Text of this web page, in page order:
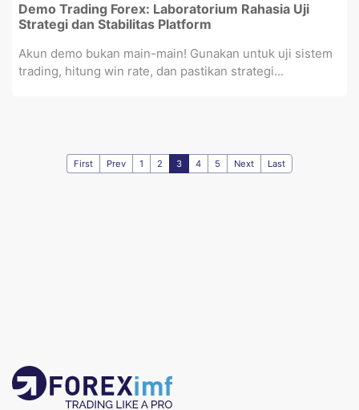
Demo Trading Forex: Laboratorium Rahasia Uji
Strategi dan Stabilitas Platform
Akun demo bukan main-main! Gunakan untuk uji sistem
trading, hitung win rate, dan pastikan strategi...
First Prev 1 2 3 4 5 Next Last